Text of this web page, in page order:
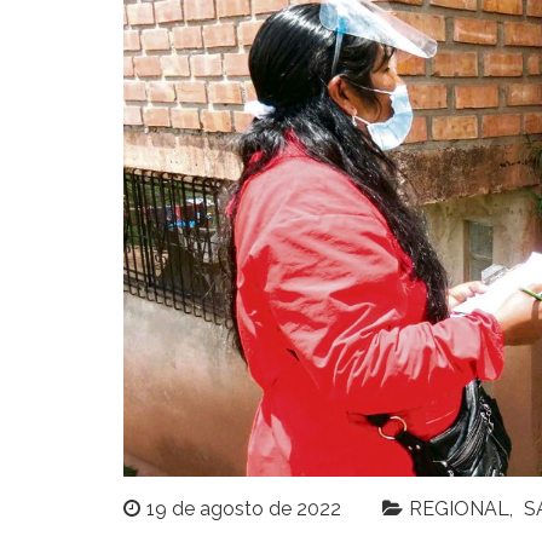
19 de agosto de 2022 REGIONAL